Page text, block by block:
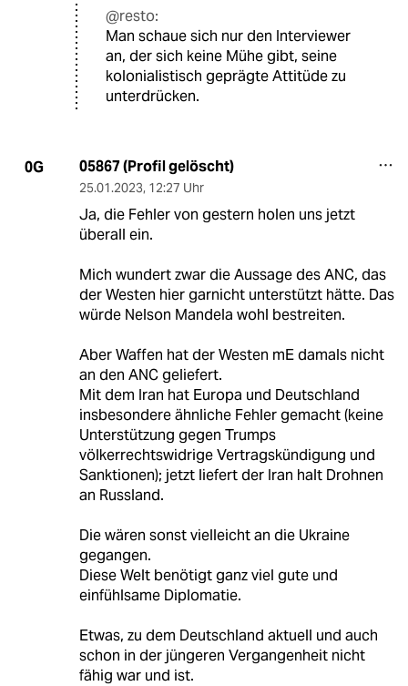
@resto:
Man schaue sich nur den Interviewer
an, der sich keine Mühe gibt, seine
kolonialistisch geprägte Attitüde zu
unterdrücken.
0G 05867 (Profil gelöscht)
25.01.2023, 12:27 Uhr
Ja, die Fehler von gestern holen uns jetzt
überall ein.
Mich wundert zwar die Aussage des ANC, das
der Westen hier garnicht unterstützt hätte. Das
würde Nelson Mandela wohl bestreiten.
Aber Waffen hat der Westen mE damals nicht
an den ANC geliefert.
Mit dem Iran hat Europa und Deutschland
insbesondere ähnliche Fehler gemacht (keine
Unterstützung gegen Trumps
völkerrechtswidrige Vertragskündigung und
Sanktionen); jetzt liefert der Iran halt Drohnen
an Russland.
Die wären sonst vielleicht an die Ukraine
gegangen.
Diese Welt benötigt ganz viel gute und
einfühlsame Diplomatie.
Etwas, zu dem Deutschland aktuell und auch
schon in der jüngeren Vergangenheit nicht
fähig war und ist.